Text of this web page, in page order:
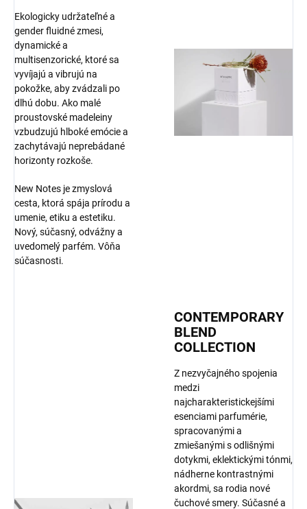
Ekologicky udržateľné a
gender fluidné zmesi,
dynamické a
multisenzorické, ktoré sa
vyvíjajú a vibrujú na
pokožke, aby zvádzali po
dlhú dobu. Ako malé
proustovské madeleiny
vzbudzujú hlboké emócie a
zachytávajú neprebádané
horizonty rozkoše.
New Notes je zmyslová
cesta, ktorá spája prírodu a
umenie, etiku a estetiku.
Nový, súčasný, odvážny a
uvedomelý parfém. Vôňa
súčasnosti.
CONTEMPORARY
BLEND
COLLECTION
Z nezvyčajného spojenia
medzi
najcharakteristickejšími
esenciami parfumérie,
spracovanými a
zmiešanými s odlišnými
dotykmi, eklektickými tónmi,
nádherne kontrastnými
akordmi, sa rodia nové
čuchové smery. Súčasné a